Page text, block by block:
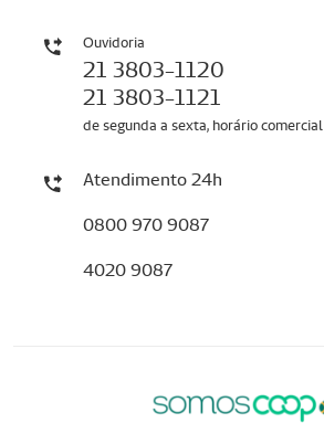
Ouvidoria
21 3803-1120
21 3803-1121
de segunda a sexta, horário comercial
Atendimento 24h
0800 970 9087
4020 9087